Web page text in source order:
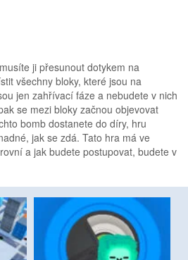
ji přesunout dotykem na
všechny bloky, které jsou na
jen zahřívací fáze a nebudete v nich
se mezi bloky začnou objevovat
bomb dostanete do díry, hru
jak se zdá. Tato hra má ve
a jak budete postupovat, budete v